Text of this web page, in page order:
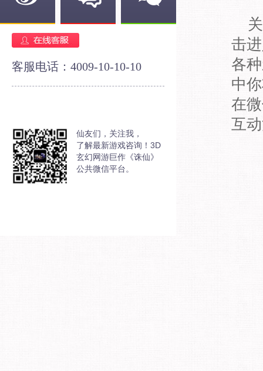
客服电话：4009-10-10-10
仙友们，关注我，
了解最新游戏咨询！3D
玄幻网游巨作《诛仙》
公共微信平台。
击
各
中
在
互